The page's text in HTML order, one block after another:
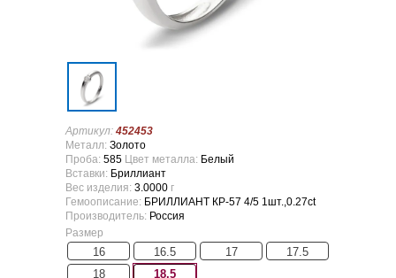
Артикул: 452453
Металл: Золото
Проба: 585 Цвет металла: Белый
Вставки: Бриллиант
Вес изделия: 3.0000 г
Гемоописание: БРИЛЛИАНТ КР-57 4/5 1шт.,0.27ct
Производитель: Россия
Размер
16 16.5 17
17.5
18
18.5